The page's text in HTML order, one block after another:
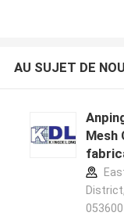
AU SUJET DE
Mesh